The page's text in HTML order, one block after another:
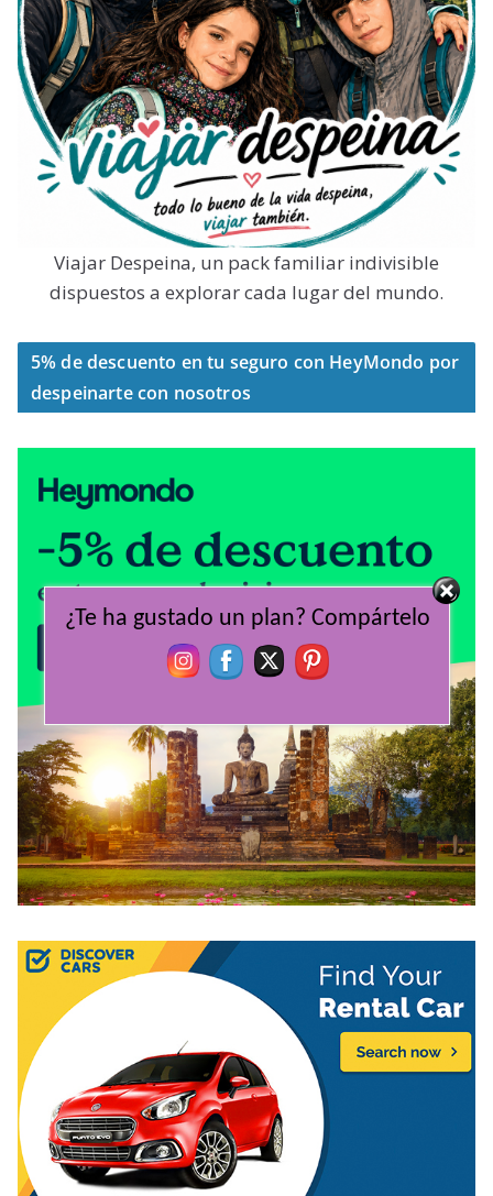
Viajar Despeina, un pack familiar indivisible
dispuestos a explorar cada lugar del mundo.
5% de descuento en tu seguro con HeyMondo por
despeinarte con nosotros
¿Te ha gustado un plan? Compártelo